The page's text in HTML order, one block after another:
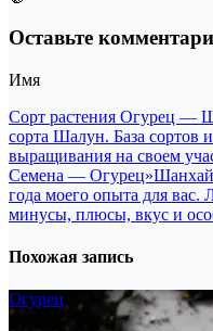
Оставьте
Имя
Навигация
по
записям
Сорт растения Огурец —
сорта Шалун. База сортов
выращивания на своем
Семена —
года моего опыта для
минусы, плюсы, вкус и
Похожая запись
Огурец